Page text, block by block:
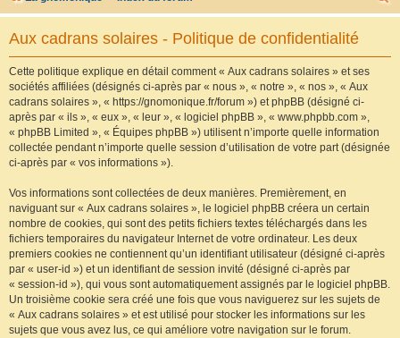
e
Aux cadrans solaires - Politique de confidentialité
Cette politique explique en détail comment « Aux cadrans solaires » et ses
sociétés affiliées (désignés ci-après par « nous », « notre », « nos », « Aux
cadrans solaires », « https://gnomonique.fr/forum ») et phpBB (désigné ci-
après par « ils », « eux », « leur », « logiciel phpBB », « www.phpbb.com »,
« phpBB Limited », « Équipes phpBB ») utilisent n’importe quelle information
collectée pendant n’importe quelle session d’utilisation de votre part (désignée
ci-après par « vos informations »).
Vos informations sont collectées de deux manières. Premièrement, en
naviguant sur « Aux cadrans solaires », le logiciel phpBB créera un certain
nombre de cookies, qui sont des petits fichiers textes téléchargés dans les
fichiers temporaires du navigateur Internet de votre ordinateur. Les deux
premiers cookies ne contiennent qu’un identifiant utilisateur (désigné ci-après
par « user-id ») et un identifiant de session invité (désigné ci-après par
« session-id »), qui vous sont automatiquement assignés par le logiciel phpBB.
Un troisième cookie sera créé une fois que vous naviguerez sur les sujets de
« Aux cadrans solaires » et est utilisé pour stocker les informations sur les
sujets que vous avez lus, ce qui améliore votre navigation sur le forum.